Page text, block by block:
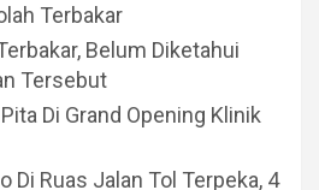
Terbakar
Belum Diketahui
Tersebut
Di Grand Opening Klinik
Di Ruas Jalan Tol Terpeka, 4